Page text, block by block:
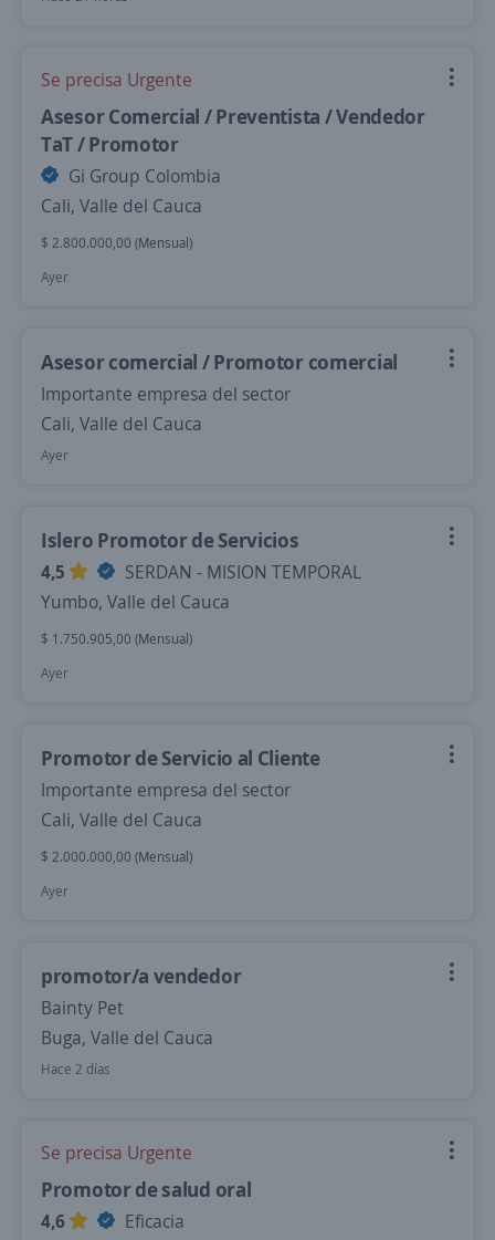
Se precisa Urgente
Asesor Comercial / Preventista / Vendedor
TaT / Promotor
Gi Group Colombia
Cali, Valle del Cauca
$ 2.800.000,00 (Mensual)
Ayer
Asesor comercial / Promotor comercial
Importante empresa del sector
Cali, Valle del Cauca
Ayer
Islero Promotor de Servicios
4,5
SERDAN - MISION TEMPORAL
Yumbo, Valle del Cauca
$ 1.750.905,00 (Mensual)
Ayer
Promotor de Servicio al Cliente
Importante empresa del sector
Cali, Valle del Cauca
$ 2.000.000,00 (Mensual)
Ayer
promotor/a vendedor
Bainty Pet
Buga, Valle del Cauca
Hace 2 días
Se precisa Urgente
Promotor de salud oral
4,6
Eficacia